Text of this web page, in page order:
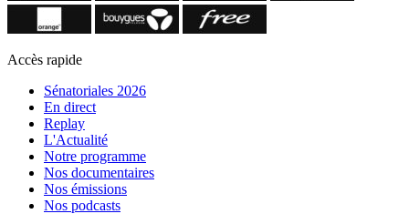
Accès rapide
Sénatoriales 2026
En direct
Replay
L'Actualité
Notre programme
Nos documentaires
Nos émissions
Nos podcasts